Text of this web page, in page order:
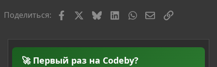
Поделиться: FacebookBlueskyLinkedInWhatsAppЭлектронная
Ссылка
🚀 Первый раз на Codeby?